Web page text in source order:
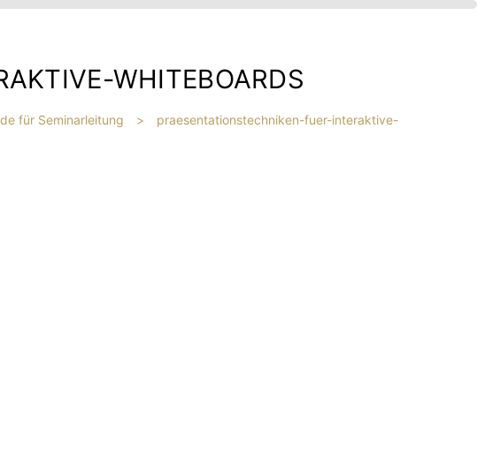
WHITEBOARDS
für Seminarleitung >
praesentationstechniken-fuer-interaktive-